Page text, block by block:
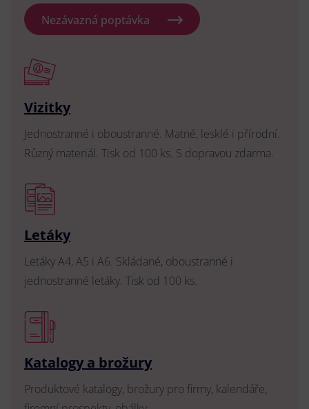
Nezávazná poptávka
Vizitky
Jednostranné i oboustranné. Matné, lesklé i přírodní.
Různý materiál. Tisk od 100 ks. S dopravou zdarma.
Letáky
Letáky A4, A5 i A6. Skládané, oboustranné i
jednostranné letáky. Tisk od 100 ks.
Katalogy a brožury
Produktové katalogy, brožury pro firmy, kalendáře,